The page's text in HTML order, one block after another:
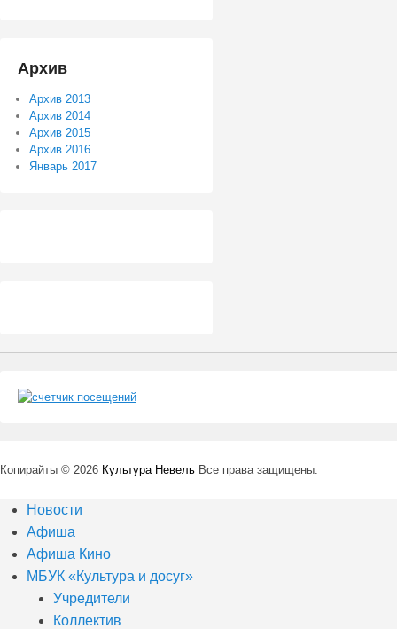
Архив
Архив 2013
Архив 2014
Архив 2015
Архив 2016
Январь 2017
Копирайты © 2026 Культура Невель Все права защищены.
Новости
Афиша
Афиша Кино
МБУК «Культура и досуг»
Учредители
Коллектив